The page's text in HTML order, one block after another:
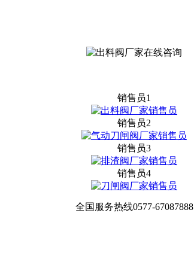
销售员1
销售员2
销售员3
销售员4
全国服务热线0577-67087888